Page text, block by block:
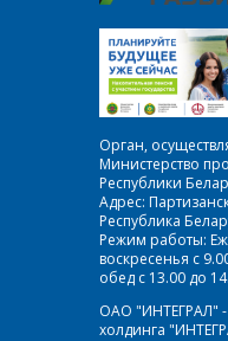
Орган,
Министерство
Республики
Адрес:
Республика
Режим работы:
воскресенья с
обед с 13.00 до
ОАО "ИНТЕГРАЛ"
холдинга